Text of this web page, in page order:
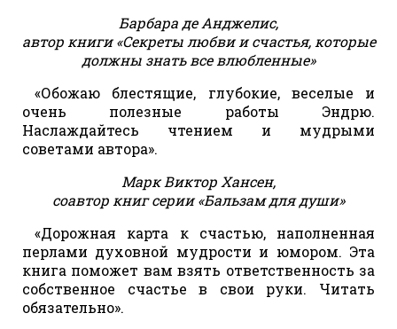
Барбара де Анджелис,
автор книги «Секреты любви и счастья, которые
должны знать все влюбленные»
«Обожаю блестящие, глубокие, веселые и
очень полезные работы Эндрю.
Наслаждайтесь чтением и мудрыми
советами автора».
Марк Виктор Хансен,
соавтор книг серии «Бальзам для души»
«Дорожная карта к счастью, наполненная
перлами духовной мудрости и юмором. Эта
книга поможет вам взять ответственность за
собственное счастье в свои руки. Читать
обязательно».